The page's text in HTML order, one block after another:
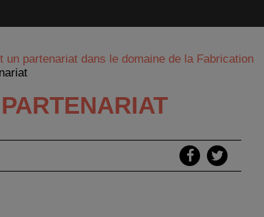
partenariat dans le domaine de la Fabrication